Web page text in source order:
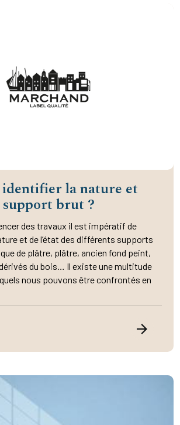
la nature et
support brut ?
des travaux il est impératif de
et de l’état des différents supports
de plâtre, plâtre, ancien fond peint,
du bois… Il existe une multitude
nous pouvons être confrontés en